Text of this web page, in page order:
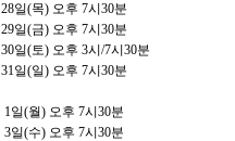
28일(목) 오후 7시 30분
29일(금) 오후 7시 30분
30일(토) 오후 3시 /7시 30분
31일(일) 오후 7시 30분
1일(월) 오후 7시 30분
3일(수) 오후 7시 30분